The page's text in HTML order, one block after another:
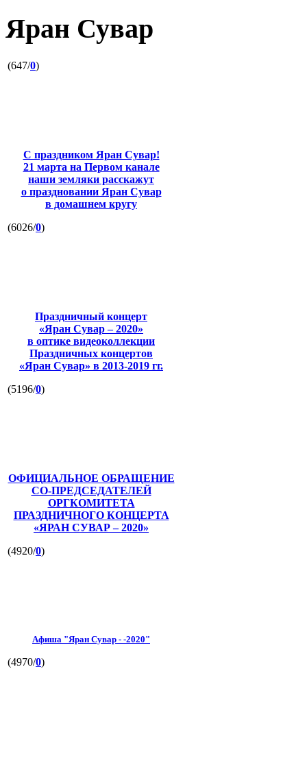
Яран Сувар
(647/0)
С праздником Яран Сувар!
21 марта на Первом канале
наши земляки расскажут
о праздновании Яран Сувар
в домашнем кругу
(6026/0)
Праздничный концерт
«Яран Сувар – 2020»
в оптике видеоколлекции
Праздничных концертов
«Яран Сувар» в 2013-2019 гг.
(5196/0)
ОФИЦИАЛЬНОЕ ОБРАЩЕНИЕ
СО-ПРЕДСЕДАТЕЛЕЙ
ОРГКОМИТЕТА
ПРАЗДНИЧНОГО КОНЦЕРТА
«ЯРАН СУВАР – 2020»
(4920/0)
Афиша "Яран Сувар - -2020"
(4970/0)